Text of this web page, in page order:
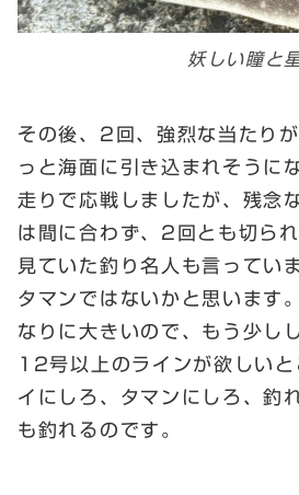
妖しい瞳と
その後、2回、強烈な当たり
っと海面に引き込まれそうに
走りで応戦しましたが、残念
は間に合わず、2回とも切ら
見ていた釣り名人も言ってい
タマンではないかと思います
なりに大きいので、もう少し
12号以上のラインが欲しいと
イにしろ、タマンにしろ、釣
も釣れるのです。